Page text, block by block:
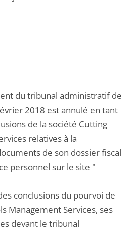
du tribunal administratif de
2018 est annulé en tant
de la société Cutting
relatives à la
de son dossier fiscal
personnel sur le site "
conclusions du pourvoi de
Management Services, ses
devant le tribunal